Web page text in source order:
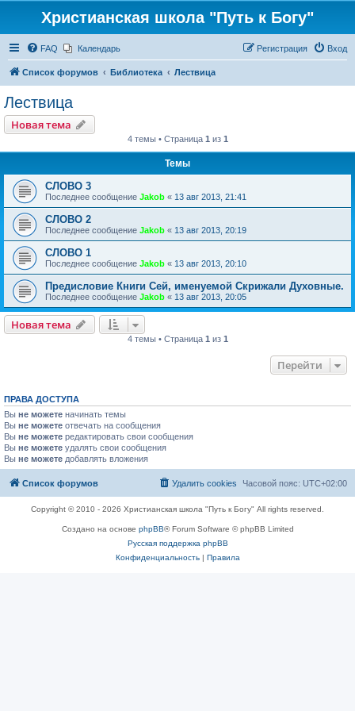
Христианская школа "Путь к Богу"
FAQ Календарь Вход
Регистрация
Список форумов Библиотека Лествица
Лествица
Новая тема
4 темы • Страница 1 из 1
Темы
СЛОВО 3
Последнее сообщение Jakob « 13 авг 2013, 21:41
СЛОВО 2
Последнее сообщение Jakob « 13 авг 2013, 20:19
СЛОВО 1
Последнее сообщение Jakob « 13 авг 2013, 20:10
Предисловие Книги Сей, именуемой Скрижали Духовные.
Последнее сообщение Jakob « 13 авг 2013, 20:05
Новая тема
4 темы • Страница 1 из 1
Перейти
ПРАВА ДОСТУПА
Вы не можете начинать темы
Вы не можете отвечать на сообщения
Вы не можете редактировать свои сообщения
Вы не можете удалять свои сообщения
Вы не можете добавлять вложения
Список форумов Часовой пояс: UTC+02:00
Удалить cookies
Copyright © 2010 - 2026 Христианская школа "Путь к Богу" All rights reserved.
Создано на основе phpBB® Forum Software © phpBB Limited
Русская поддержка phpBB
Конфиденциальность| Правила